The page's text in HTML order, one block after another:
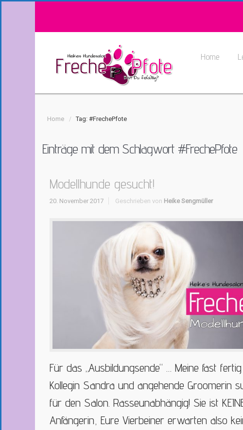
Home
Home Tag: #FrechePfote
Einträge mit dem Schlagwort #FrechePfote
Modellhunde gesucht!
20. November 2017 Geschrieben von Heike Sengmüller
Für das „Ausbildungsende“ … Meine fast
Kollegin Sandra und angehende Groomerin
für den Salon. Rasseunabhängig! Sie ist
Anfängerin, Eure Vierbeiner erwarten also